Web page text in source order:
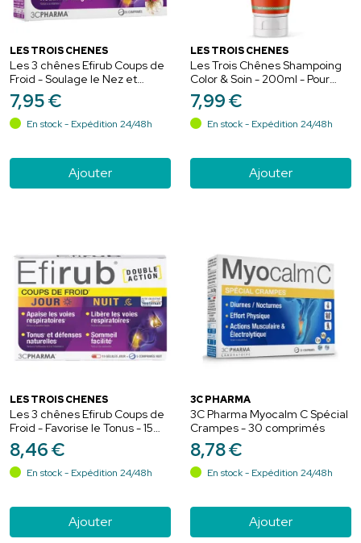
LES TROIS CHÊNES
Les 3 chênes Efirub Coups de
Froid - Soulage le Nez et
Réduit la Fatigue - 30
comprimés
7,95€
En stock - Expédition 24/48h
Ajouter
LES TROIS CHÊNES
Les Trois Chênes Shampoing
Color & Soin - 200ml - Pour
cheveux colorés et méchés
7,99€
En stock - Expédition 24/48h
Ajouter
LES TROIS CHÊNES
Les 3 chênes Efirub Coups de
Froid - Favorise le Tonus - 15
Gélules Jour + 5 Comprimés
Nuit
8,46€
En stock - Expédition 24/48h
Ajouter
3C PHARMA
3C Pharma Myocalm C Spécial
Crampes - 30 comprimés
8,78€
En stock - Expédition 24/48h
Ajouter